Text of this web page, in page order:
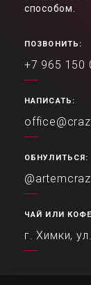
способом.
ПОЗВОНИТЬ:
+7 965 150
НАПИСАТЬ:
ОБНУЛИТЬСЯ:
ЧАЙ ИЛИ
г. Химки,